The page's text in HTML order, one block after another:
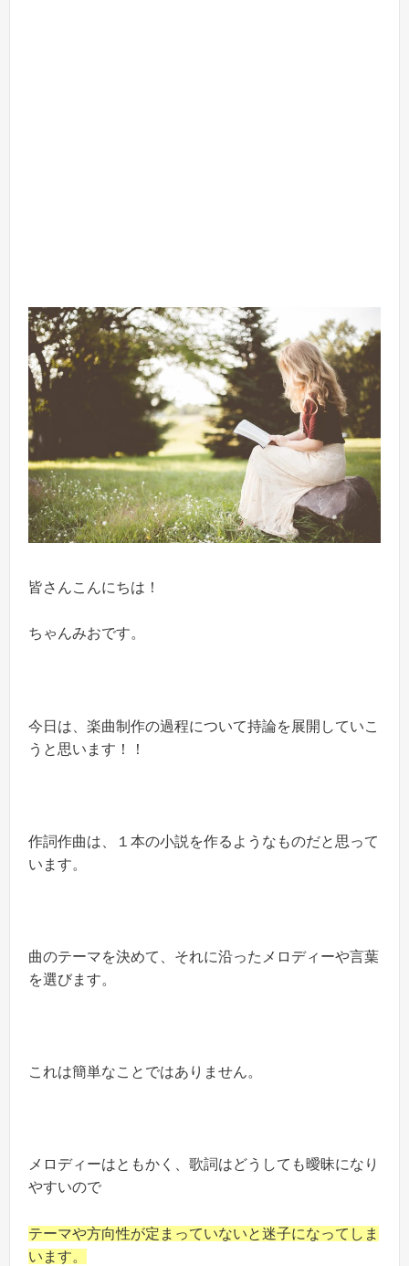
皆さんこんにちは！
ちゃんみおです。
今日は、楽曲制作の過程について持論を展開していこ
うと思います！！
作詞作曲は、１本の小説を作るようなものだと思って
います。
曲のテーマを決めて、それに沿ったメロディーや言葉
を選びます。
これは簡単なことではありません。
メロディーはともかく、歌詞はどうしても曖昧になり
やすいので
テーマや方向性が定まっていないと迷子になってしま
います。